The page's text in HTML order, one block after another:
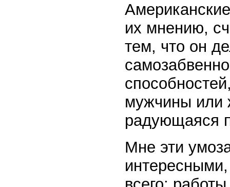
их мнению,
тем, что он
мужчины или
радующаяся
Мне эти